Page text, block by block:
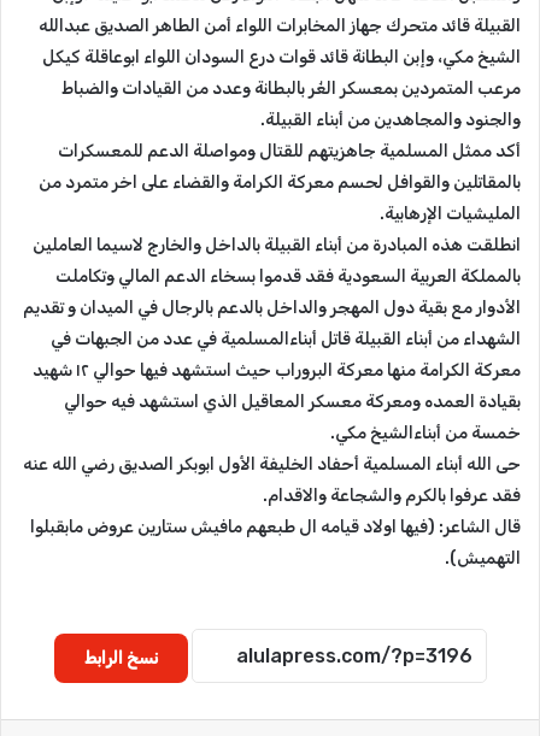
القبيلة قائد متحرك جهاز المخابرات اللواء أمن الطاهر الصديق عبدالله
الشيخ مكي، وإبن البطانة قائد قوات درع السودان اللواء ابوعاقلة كيكل
مرعب المتمردين بمعسكر الغُر بالبطانة وعدد من القيادات والضباط
والجنود والمجاهدين من أبناء القبيلة.
أكد ممثل المسلمية جاهزيتهم للقتال ومواصلة الدعم للمعسكرات
بالمقاتلين والقوافل لحسم معركة الكرامة والقضاء على اخر متمرد من
المليشيات الإرهابية.
انطلقت هذه المبادرة من أبناء القبيلة بالداخل والخارج لاسيما العاملين
بالمملكة العربية السعودية فقد قدموا بسخاء الدعم المالي وتكاملت
الأدوار مع بقية دول المهجر والداخل بالدعم بالرجال في الميدان و تقديم
الشهداء من أبناء القبيلة قاتل أبناءالمسلمية في عدد من الجبهات في
معركة الكرامة منها معركة البروراب حيث استشهد فيها حوالي ١٢ شهيد
بقيادة العمده ومعركة معسكر المعاقيل الذي استشهد فيه حوالي
خمسة من أبناءالشيخ مكي.
حى الله أبناء المسلمية أحفاد الخليفة الأول ابوبكر الصديق رضي الله عنه
فقد عرفوا بالكرم والشجاعة والاقدام.
قال الشاعر: (فيها اولاد قيامه ال طبعهم مافيش ستارين عروض مابقبلوا
التهميش).
نسخ الرابط